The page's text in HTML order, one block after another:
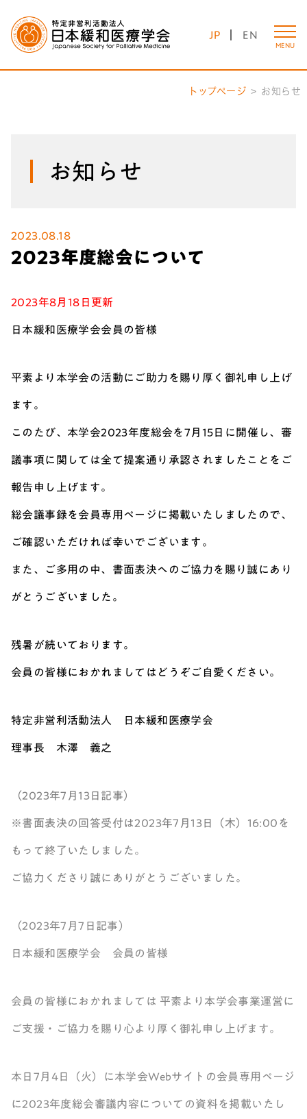
JP EN
MENU
トップページ お知らせ
お知らせ
2023.08.18
2023年度総会について
2023年8月18日更新
日本緩和医療学会会員の皆様
平素より本学会の活動にご助力を賜り厚く御礼申し上げ
ます。
このたび、本学会2023年度総会を7月15日に開催し、審
議事項に関しては全て提案通り承認されましたことをご
報告申し上げます。
総会議事録を会員専用ページに掲載いたしましたので、
ご確認いただければ幸いでございます。
また、ご多用の中、書面表決へのご協力を賜り誠にあり
がとうございました。
残暑が続いております。
会員の皆様におかれましてはどうぞご自愛ください。
特定非営利活動法人 日本緩和医療学会
理事長 木澤 義之
（2023年7月13日記事）
※書面表決の回答受付は2023年7月13日（木）16:00を
もって終了いたしました。
ご協力くださり誠にありがとうございました。
（2023年7月7日記事）
日本緩和医療学会 会員の皆様
会員の皆様におかれましては 平素より本学会事業運営に
ご支援・ご協力を賜り心より厚く御礼申し上げます。
本日7月4日（火）に本学会Webサイトの会員専用ページ
に2023年度総会審議内容についての資料を掲載いたし